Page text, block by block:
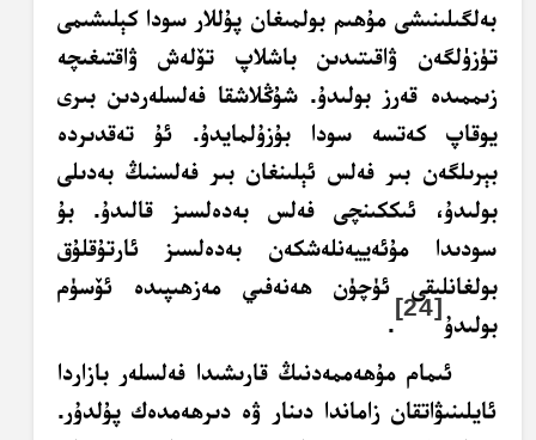
بەلگىلىنىشى مۇھىم بولمىغان پۇللار سودا كېلىشىمى
تۈزۈلگەن ۋاقىتىدىن باشلاپ تۆلەش ۋاقتىغىچە
زىممىدە قەرز بولىدۇ. شۇڭلاشقا فەلسلەردىن بىرى
يوقاپ كەتسە سودا بۇزۇلمايدۇ. ئۇ تەقدىردە
بېرىلگەن بىر فەلس ئېلىنغان بىر فەلسنىڭ بەدىلى
بولىدۇ، ئىككىنچى فەلس بەدەلسىز قالىدۇ. بۇ
سودىدا مۇئەييەنلەشكەن بەدەلسىز ئارتۇقلۇق
بولغانلىقى ئۈچۈن ھەنەفىي مەزھىپىدە ئۆسۈم
بولىدۇ
[24]
.
ئىمام مۇھەممەدنىڭ قارىشىدا فەلسلەر بازاردا
ئايلىنىۋاتقان زاماندا دىنار ۋە دىرھەمدەك پۇلدۇر.